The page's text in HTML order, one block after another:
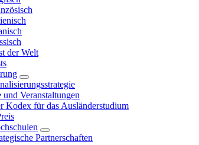
der Welt
und Veranstaltungen
Kodex für das Ausländerstudium
Partnerschaften